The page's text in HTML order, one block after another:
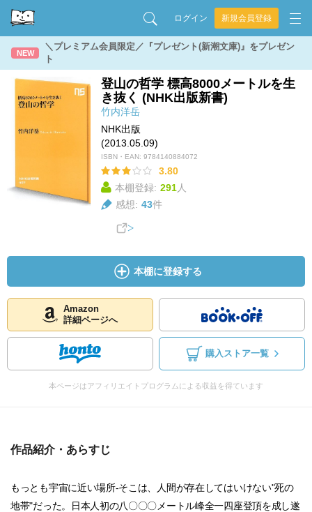
ログイン 新規会員登録
NEW
＼プレミアム会員限定／『プレゼント(新潮文庫)』をプレゼン
ト
登山の哲学 標高8000メートルを生
き抜く (NHK出版新書)
竹内洋岳
NHK出版
(2013.05.09)
ISBN・EAN: 9784140884072
3.80
本棚登録: 291人
感想: 43件
本棚に登録する
Amazon
詳細ページへ
購入ストア一覧
本ページはアフィリエイトプログラムによる収益を得ています
作品紹介・あらすじ
もっとも宇宙に近い場所-そこは、人間が存在してはいけない"死の
地帯"だった。日本人初の八〇〇〇メートル峰全一四座登頂を成し遂